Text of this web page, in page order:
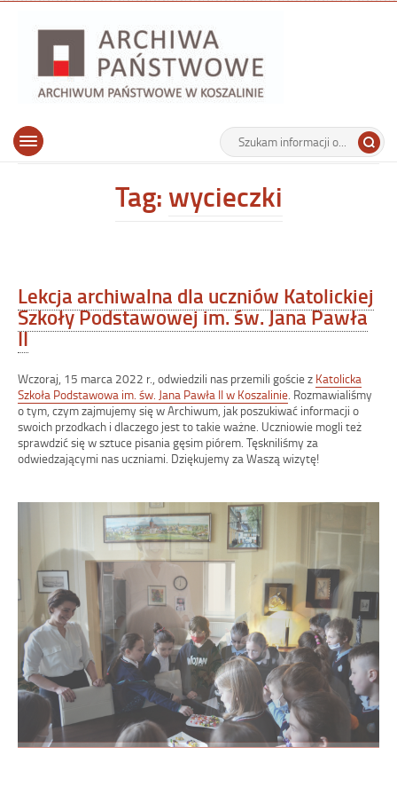
Archiwum Państwowe w Koszalinie
Wyszukiwarka
Tutaj
wpisz
Górne
Otwórz
Tag: wycieczki
Lekcja archiwalna dla uczniów Katolickiej
Szkoły Podstawowej im. św. Jana Pawła
II
Wczoraj, 15 marca 2022 r., odwiedzili nas przemili goście z Katolicka
Szkoła Podstawowa im. św. Jana Pawła II w Koszalinie. Rozmawialiśmy
o tym, czym zajmujemy się w Archiwum, jak poszukiwać informacji o
swoich przodkach i dlaczego jest to takie ważne. Uczniowie mogli też
sprawdzić się w sztuce pisania gęsim piórem. Tęskniliśmy za
odwiedzającymi nas uczniami. Dziękujemy za Waszą wizytę!